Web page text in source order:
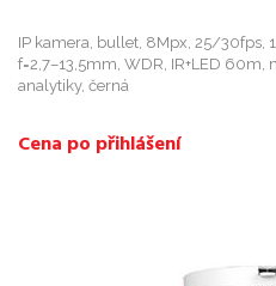
IP kamera, bullet, 8Mpx, 25/30fps,
f=2,7–13,5mm, WDR, IR+LED 60m,
analytiky, černá
Cena po přihlášení